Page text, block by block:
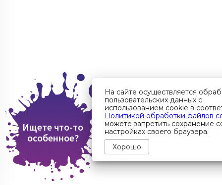
Ищете что-то
особенное?
На сайте осуществляется
пользовательских данных с
использованием cookie в
Политикой обработки файлов
можете запретить сохранение
настройках своего браузера.
Хорошо